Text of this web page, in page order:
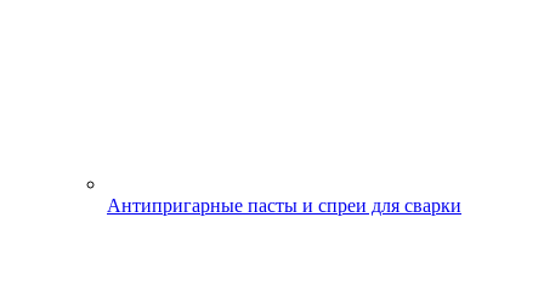
Антипригарные пасты и спреи для сварки